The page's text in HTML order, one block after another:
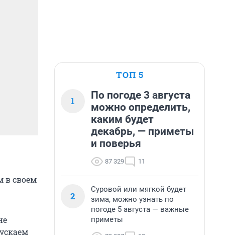
в своем
ТОП 5
1
По погоде 3 августа
можно определить,
каким будет
декабрь, — приметы
и поверья
87 329 11
2
Суровой или мягкой будет
зима, можно узнать по
погоде 5 августа — важные
приметы